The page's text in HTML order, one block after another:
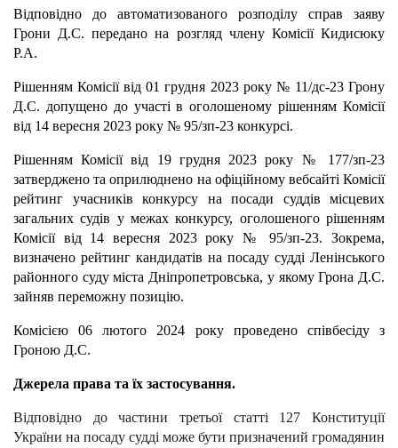
Відповідно до автоматизованого розподілу справ заяву
Грони Д.С. передано на розгляд члену Комісії Кидисюку
Р.А.
Рішенням Комісії від 01 грудня 2023 року № 11/дс-23 Грону
Д.С. допущено до участі в оголошеному рішенням Комісії
від 14 вересня 2023 року № 95/зп-23 конкурсі.
Рішенням Комісії від 19 грудня 2023 року № 177/зп-23
затверджено та оприлюднено на офіційному вебсайті Комісії
рейтинг учасників конкурсу на посади суддів місцевих
загальних судів у межах конкурсу, оголошеного рішенням
Комісії від 14 вересня 2023 року № 95/зп-23.
Зокрема,
визначено рейтинг кандидатів на посаду судді Ленінського
районного суду міста Дніпропетровська, у якому Грона Д.С.
зайняв переможну позицію.
Комісією 06 лютого 2024 року проведено співбесіду з
Гроною Д.С.
Джерела права та їх застосування.
Відповідно до частини третьої статті 127 Конституції
України на посаду судді може бути призначений громадянин